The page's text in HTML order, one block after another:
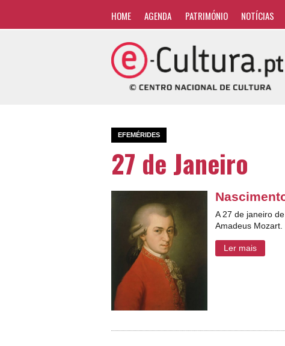
HOME AGENDA PATRIMÓNIO NOTÍCIAS
EFEMÉRIDES
27 de Janeiro
A 27 de janeiro
Amadeus Mozart.
Ler mais